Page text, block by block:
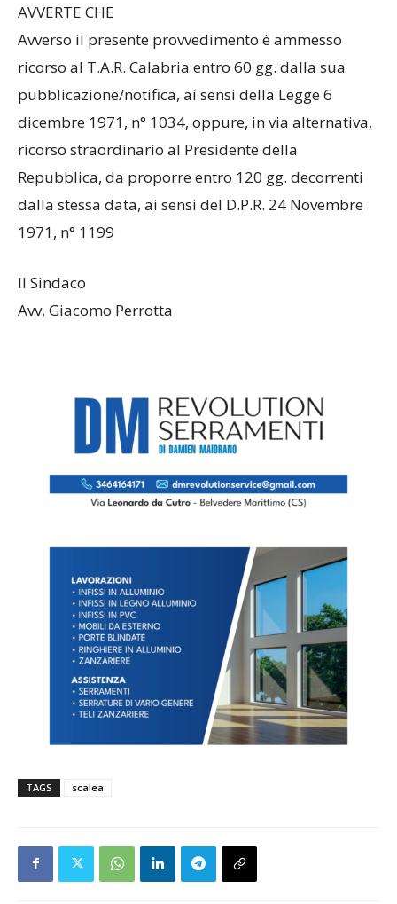
AVVERTE CHE
Avverso il presente provvedimento è ammesso
ricorso al T.A.R. Calabria entro 60 gg. dalla sua
pubblicazione/notifica, ai sensi della Legge 6
dicembre 1971, n° 1034, oppure, in via alternativa,
ricorso straordinario al Presidente della
Repubblica, da proporre entro 120 gg. decorrenti
dalla stessa data, ai sensi del D.P.R. 24 Novembre
1971, n° 1199
Il Sindaco
Avv. Giacomo Perrotta
TAGS scalea